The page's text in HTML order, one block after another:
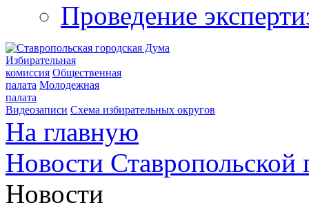
Проведение
Избирательная
комиссия Общественная
палата Молодежная
палата
Видеозаписи Схема избирательных округов
На главную
Новости
Новости